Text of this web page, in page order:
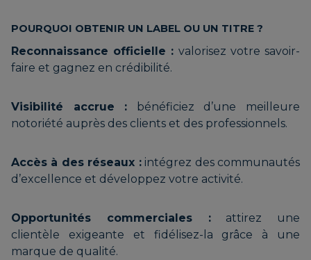
POURQUOI OBTENIR UN LABEL OU UN TITRE ?
Reconnaissance officielle : valorisez votre savoir-
faire et gagnez en crédibilité.
Visibilité accrue : bénéficiez d’une meilleure
notoriété auprès des clients et des professionnels.
Accès à des réseaux :intégrez des communautés
d’excellence et développez votre activité.
Opportunités commerciales :attirez une
clientèle exigeante et fidélisez-la grâce à une
marque de qualité.